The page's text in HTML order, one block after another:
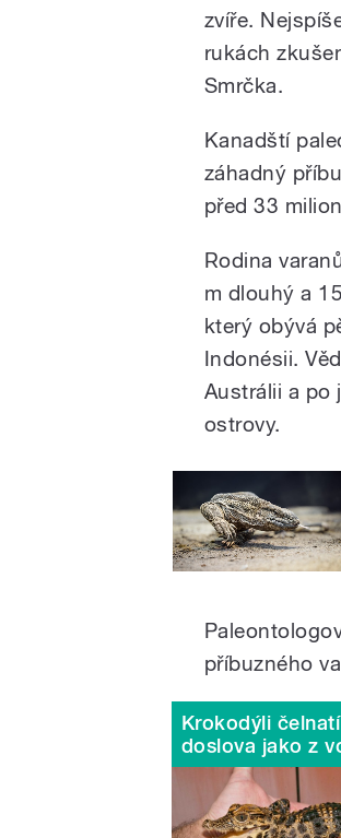
zvíře.
rukách
Smrčka.
Kanadští
záhadný
před 33
Rodina
m dlouhý a
který obývá
Indonésii.
Austrálii a po
ostrovy.
příbuzného
Krokodýli
doslova jako z